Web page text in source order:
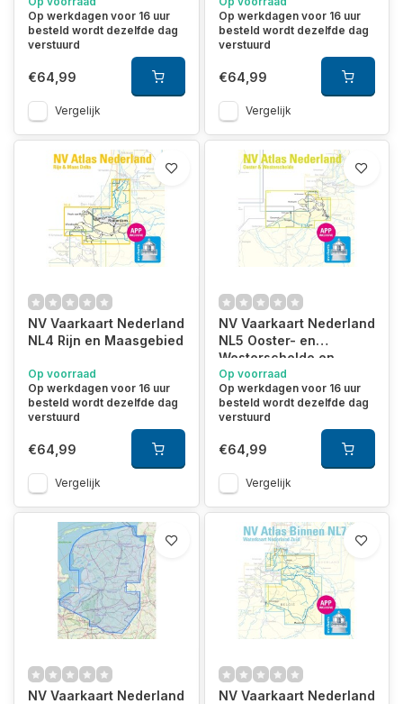
Op werkdagen voor 16 uur
besteld wordt dezelfde dag
verstuurd
€64,99
Vergelijk
Op werkdagen voor 16 uur
besteld wordt dezelfde dag
verstuurd
€64,99
Vergelijk
NV Vaarkaart Nederland
NL4 Rijn en Maasgebied
Op voorraad
Op werkdagen voor 16 uur
besteld wordt dezelfde dag
verstuurd
€64,99
Vergelijk
NV Vaarkaart Nederland
NL5 Ooster- en
Westerschelde en
België
Op voorraad
Op werkdagen voor 16 uur
besteld wordt dezelfde dag
verstuurd
€64,99
Vergelijk
NV Vaarkaart Nederland
NV Vaarkaart Nederland